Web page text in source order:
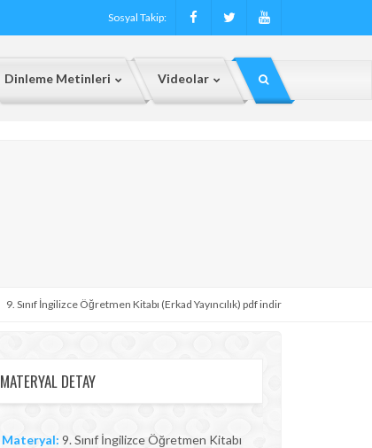
Sosyal Takip:
Dinleme Metinleri Videolar
9. Sınıf İngilizce Öğretmen Kitabı (Erkad Yayıncılık) pdf indir
MATERYAL DETAY
Materyal: 9. Sınıf İngilizce Öğretmen Kitabı